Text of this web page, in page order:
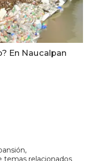
En Naucalpan
temas relacionados